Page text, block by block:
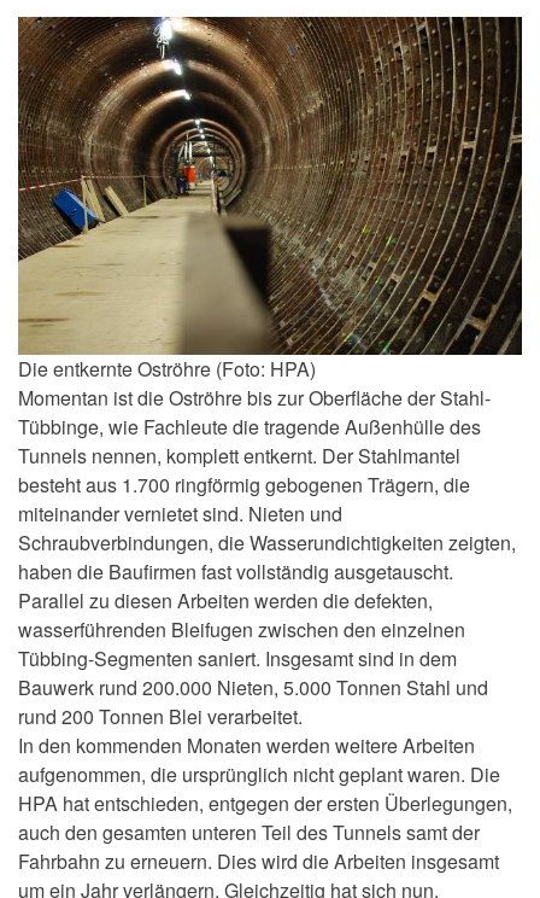
Die entkernte Oströhre (Foto: HPA)
Momentan ist die Oströhre bis zur Oberfläche der Stahl-
Tübbinge, wie Fachleute die tragende Außenhülle des
Tunnels nennen, komplett entkernt. Der Stahlmantel
besteht aus 1.700 ringförmig gebogenen Trägern, die
miteinander vernietet sind. Nieten und
Schraubverbindungen, die Wasserundichtigkeiten zeigten,
haben die Baufirmen fast vollständig ausgetauscht.
Parallel zu diesen Arbeiten werden die defekten,
wasserführenden Bleifugen zwischen den einzelnen
Tübbing-Segmenten saniert. Insgesamt sind in dem
Bauwerk rund 200.000 Nieten, 5.000 Tonnen Stahl und
rund 200 Tonnen Blei verarbeitet.
In den kommenden Monaten werden weitere Arbeiten
aufgenommen, die ursprünglich nicht geplant waren. Die
HPA hat entschieden, entgegen der ersten Überlegungen,
auch den gesamten unteren Teil des Tunnels samt der
Fahrbahn zu erneuern. Dies wird die Arbeiten insgesamt
um ein Jahr verlängern. Gleichzeitig hat sich nun,